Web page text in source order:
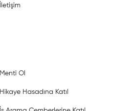
İletişim
Menti Ol
Hikaye Hasadına Katıl